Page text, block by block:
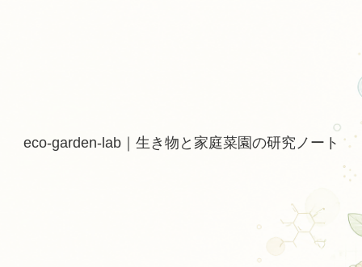
eco-garden-lab｜生き物と家庭菜園の研究ノート